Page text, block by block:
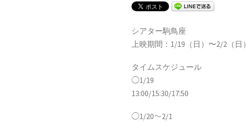
シアター駒鳥座
上映期間：1/19（日）〜2/2（日）
タイムスケジュール
◯1/19
13:00/15:30/17:50
◯1/20〜2/1